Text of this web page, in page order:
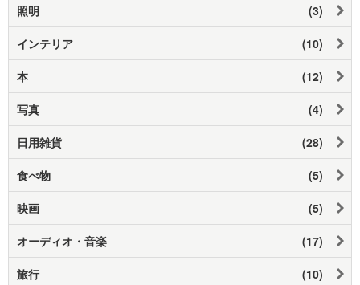
照明 (3)
インテリア (10)
本 (12)
写真 (4)
日用雑貨 (28)
食べ物 (5)
映画 (5)
オーディオ・音楽 (17)
旅行 (10)